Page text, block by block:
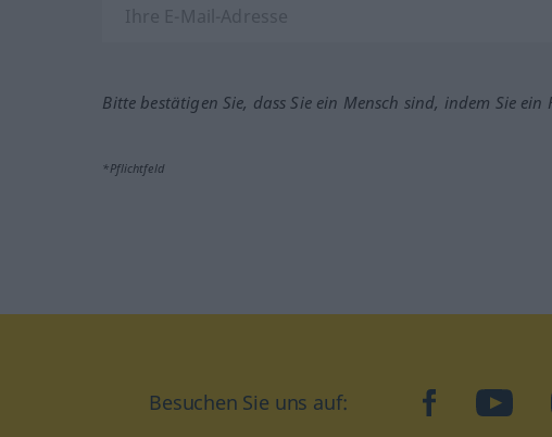
Bitte bestätigen Sie, dass Sie ein Mensch sind, indem Sie ein
*Pflichtfeld
Besuchen Sie uns auf: facebook